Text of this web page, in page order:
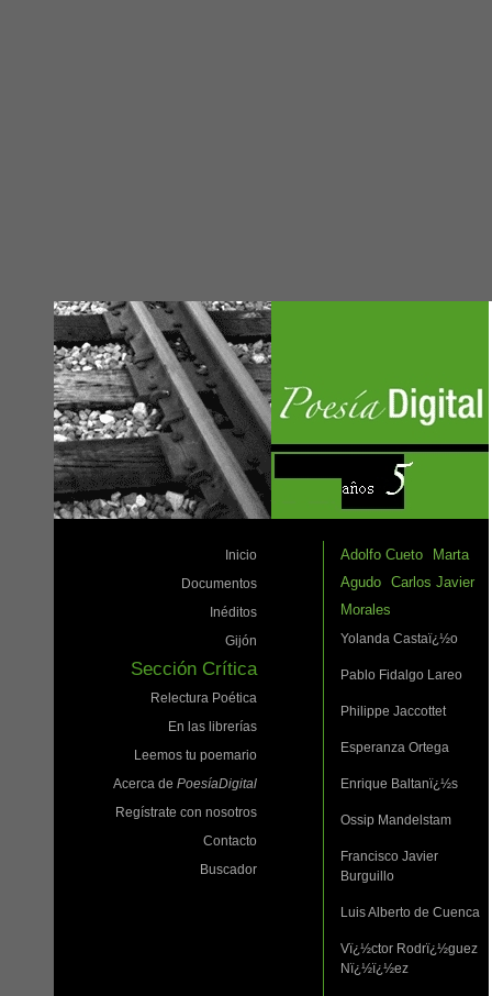
Inicio
Documentos
Inéditos
Gijón
Sección Crítica
Relectura Poética
En las librerías
Leemos tu poemario
Acerca de PoesíaDigital
Regístrate con nosotros
Contacto
Buscador
Adolfo Cueto
Marta
Agudo Carlos Javier
Morales
Yolanda Castaï¿½o
Pablo Fidalgo Lareo
Philippe Jaccottet
Esperanza Ortega
Enrique Baltanï¿½s
Ossip Mandelstam
Francisco Javier
Burguillo
Luis Alberto de Cuenca
Vï¿½ctor Rodrï¿½guez
Nï¿½ï¿½ez